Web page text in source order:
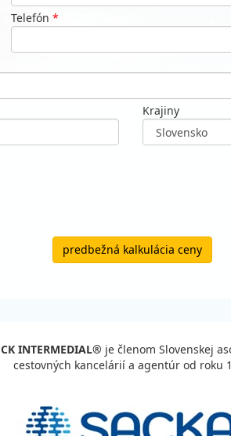
Telefón *
Krajiny
predbežná kalkulácia ceny
CK INTERMEDIAL® je členom Slovenskej
cestovných kancelárií a agentúr od roku